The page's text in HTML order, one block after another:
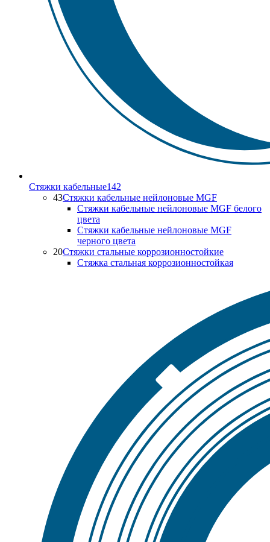
Стяжки кабельные142
43Стяжки кабельные нейлоновые MGF
Стяжки кабельные нейлоновые MGF белого
цвета
Стяжки кабельные нейлоновые MGF
черного цвета
20Стяжки стальные коррозионностойкие
Стяжка стальная коррозионностойкая